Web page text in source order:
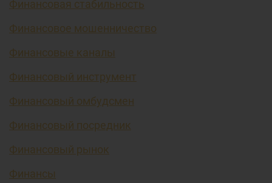
Финансовая стабильность
Финансовое мошенничество
Финансовые каналы
Финансовый инструмент
Финансовый омбудсмен
Финансовый посредник
Финансовый рынок
Финансы